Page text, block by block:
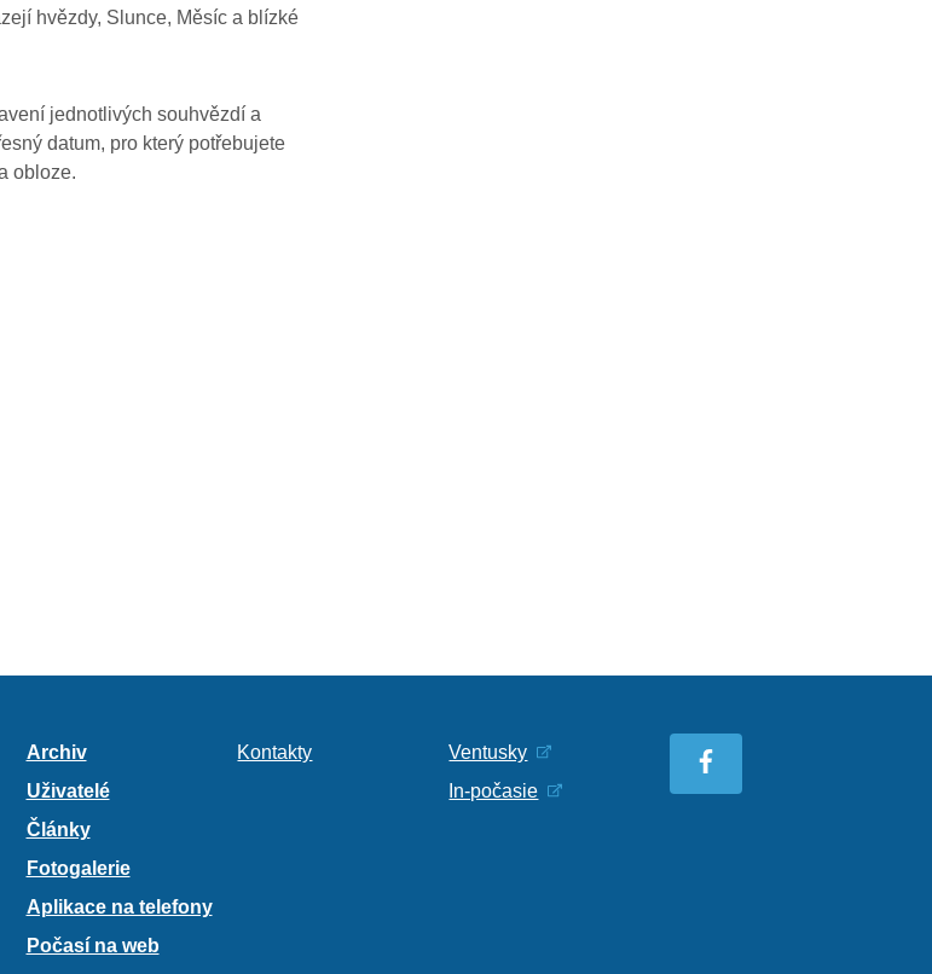
hvězdy, Slunce, Měsíc a blízké
jednotlivých souhvězdí a
datum, pro který potřebujete
obloze.
Archiv
Uživatelé
Články
Fotogalerie
Aplikace na telefony
Počasí na web
Kontakty
Ventusky
In-počasie